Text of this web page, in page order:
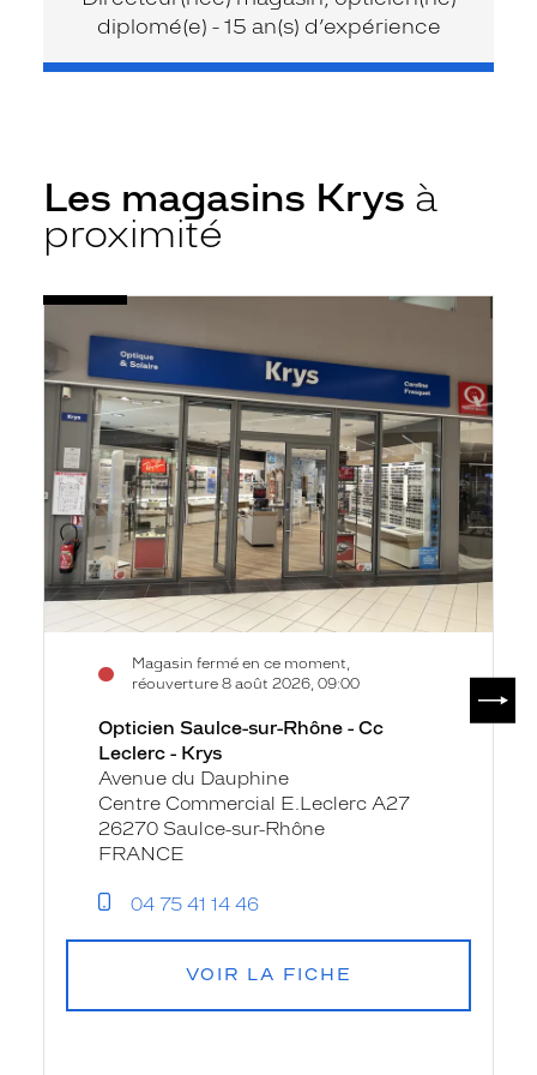
diplomé(e) - 15 an(s) d’expérience
Les magasins Krys à
proximité
Opticien
Saulce-
sur-
Rhône
Cc
Leclerc
Krys
Magasin fermé en ce moment,
réouverture 8 août 2026, 09:00
Voir
fiche
Opticien Saulce-sur-Rhône - Cc
Leclerc - Krys
Avenue du Dauphine
Centre Commercial E.Leclerc A27
26270 Saulce-sur-Rhône
FRANCE
04 75 41 14 46
VOIR LA FICHE